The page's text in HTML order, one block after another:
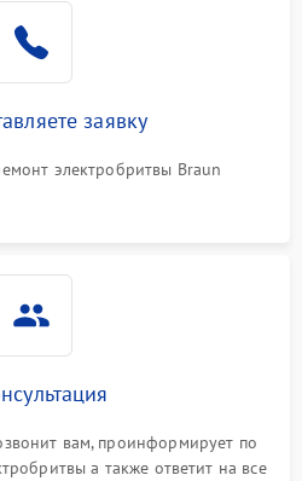
заявку
электробритвы Braun
вам, проинформирует по
а также ответит на все